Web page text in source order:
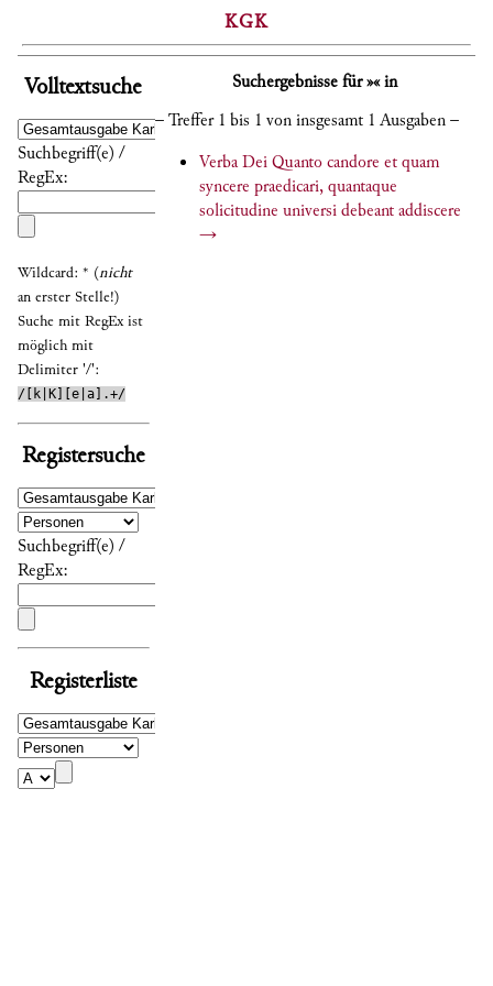
KGK
Volltextsuche
Suchbegriff(e) /
RegEx:
Wildcard: * (nicht
an erster Stelle!)
Suche mit RegEx ist
möglich mit
Delimiter '/':
/[k|K][e|a].+/
Registersuche
Suchbegriff(e) /
RegEx:
Registerliste
Suchergebnisse für »« in
– Treffer 1 bis 1 von insgesamt 1 Ausgaben –
Verba Dei Quanto candore et quam
syncere praedicari, quantaque
solicitudine universi debeant addiscere
→